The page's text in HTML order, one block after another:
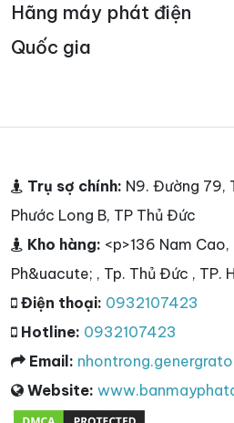
Hãng máy phát điện
Quốc gia
Trụ sợ chính: N9. Đường 79,
Phước Long B, TP Thủ Đức
Kho hàng: <p>136 Nam
Ph&uacute; , Tp. Thủ Đức , TP.
Điện thoại: 0932107423
Hotline: 0932107423
Email:
Website: